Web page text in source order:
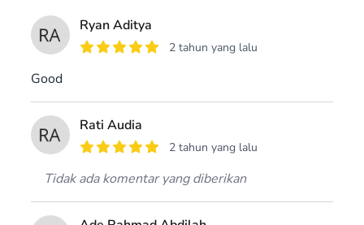
Ryan Aditya
2 tahun yang lalu
Good
Rati Audia
2 tahun yang lalu
Tidak ada komentar yang diberikan